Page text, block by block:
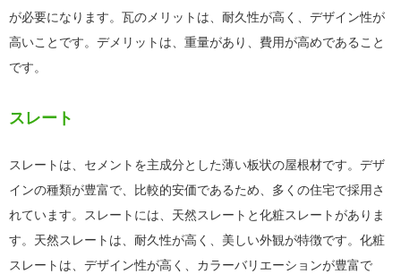
が必要になります。瓦のメリットは、耐久性が高く、デザイン性が
高いことです。デメリットは、重量があり、費用が高めであること
です。
スレート
スレートは、セメントを主成分とした薄い板状の屋根材です。デザ
インの種類が豊富で、比較的安価であるため、多くの住宅で採用さ
れています。スレートには、天然スレートと化粧スレートがありま
す。天然スレートは、耐久性が高く、美しい外観が特徴です。化粧
スレートは、デザイン性が高く、カラーバリエーションが豊富で